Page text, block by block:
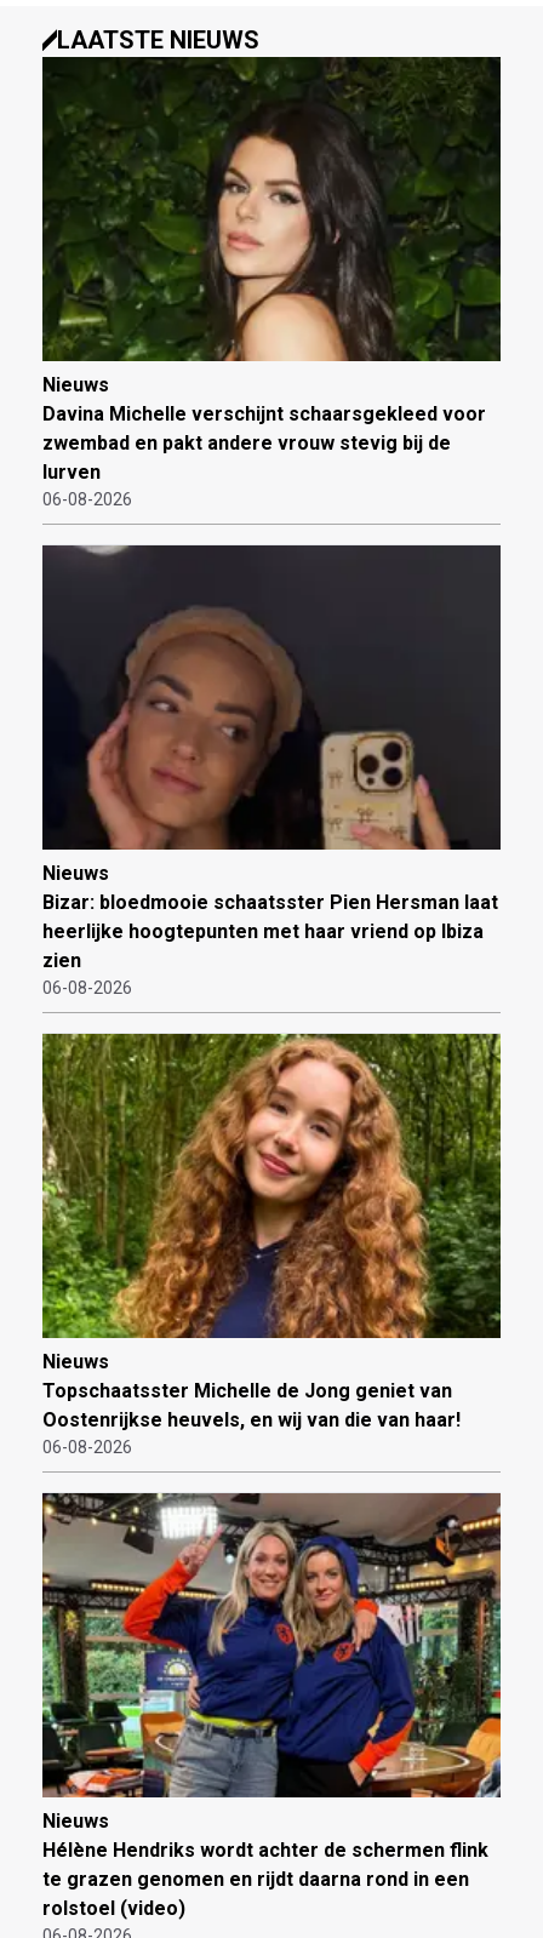
LAATSTE NIEUWS
Nieuws
Davina Michelle verschijnt schaarsgekleed voor
zwembad en pakt andere vrouw stevig bij de
lurven
06-08-2026
Nieuws
Bizar: bloedmooie schaatsster Pien Hersman laat
heerlijke hoogtepunten met haar vriend op Ibiza
zien
06-08-2026
Nieuws
Topschaatsster Michelle de Jong geniet van
Oostenrijkse heuvels, en wij van die van haar!
06-08-2026
Nieuws
Hélène Hendriks wordt achter de schermen flink
te grazen genomen en rijdt daarna rond in een
rolstoel (video)